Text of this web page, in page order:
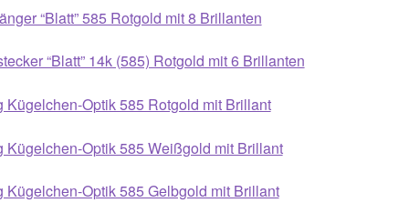
“Blatt” 585 Rotgold mit 8 Brillanten
“Blatt” 14k (585) Rotgold mit 6 Brillanten
Kügelchen-Optik 585 Rotgold mit Brillant
Kügelchen-Optik 585 Weißgold mit Brillant
Kügelchen-Optik 585 Gelbgold mit Brillant